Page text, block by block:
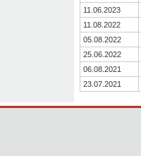
11.06.2023
11.08.2022
05.08.2022
25.06.2022
06.08.2021
23.07.2021